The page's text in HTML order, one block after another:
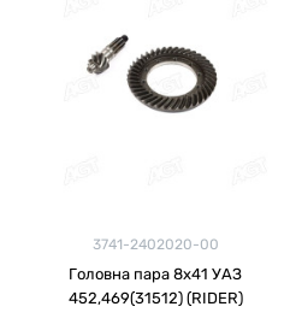
3741-2402020-00
Головна пара 8x41 УАЗ
452,469(31512) (RIDER)